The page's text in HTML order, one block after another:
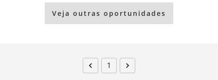
Veja outras oportunidades
1